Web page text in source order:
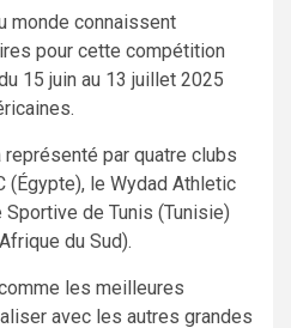
monde connaissent
pour cette compétition
15 juin au 13 juillet 2025
par quatre clubs
(Égypte), le Wydad Athletic
Sportive de Tunis (Tunisie)
du Sud).
les meilleures
avec les autres grandes